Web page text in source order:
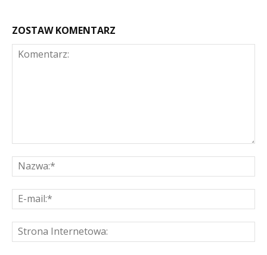
ZOSTAW KOMENTARZ